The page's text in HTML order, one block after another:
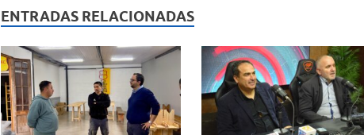
s
A
p
p
b
o
o
k
p
ar
ti
ENTRADAS RELACIONADAS